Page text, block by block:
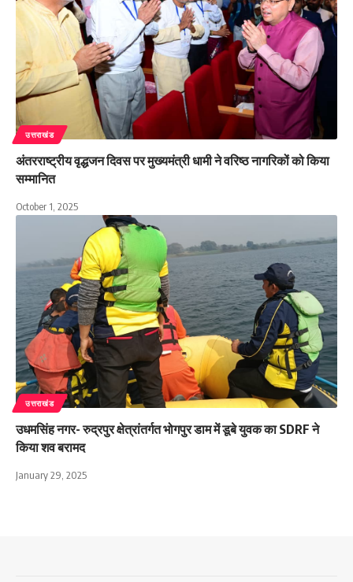
उत्तराखंड
अंतरराष्ट्रीय वृद्धजन दिवस पर मुख्यमंत्री धामी ने वरिष्ठ नागरिकों को किया
सम्मानित
October 1, 2025
उत्तराखंड
उधमसिंह नगर- रुद्रपुर क्षेत्रांतर्गत भोगपुर डाम में डूबे युवक का SDRF ने
किया शव बरामद
January 29, 2025